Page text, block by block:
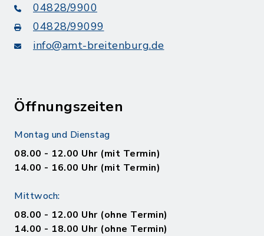
04828/9900
04828/99099
info@amt-breitenburg.de
Öffnungszeiten
Montag und Dienstag
08.00 - 12.00 Uhr (mit Termin)
14.00 - 16.00 Uhr (mit Termin)
Mittwoch:
08.00 - 12.00 Uhr (ohne Termin)
14.00 - 18.00 Uhr (ohne Termin)